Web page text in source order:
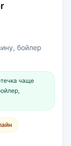
бойлер
чаще